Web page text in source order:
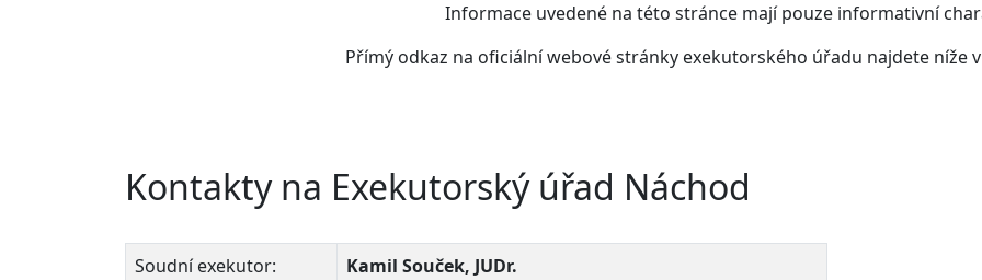
Informace uvedené na této stránce mají pouze informativní
Přímý odkaz na oficiální webové stránky exekutorského úřadu najdete níže
Kontakty na Exekutorský úřad Náchod
Soudní exekutor:
Kamil Souček, JUDr.